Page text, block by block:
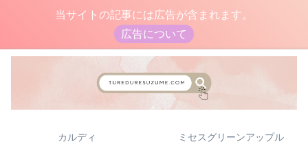
当サイトの記事には広告が含まれます。
広告について
カルディ ミセスグリーンアップル